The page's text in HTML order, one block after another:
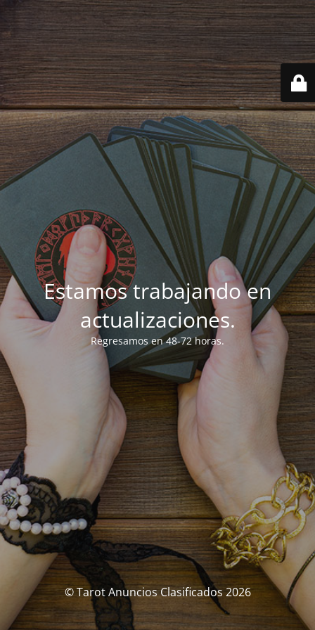
Estamos trabajando en
actualizaciones.
Regresamos en 48-72 horas.
© Tarot Anuncios Clasificados 2026